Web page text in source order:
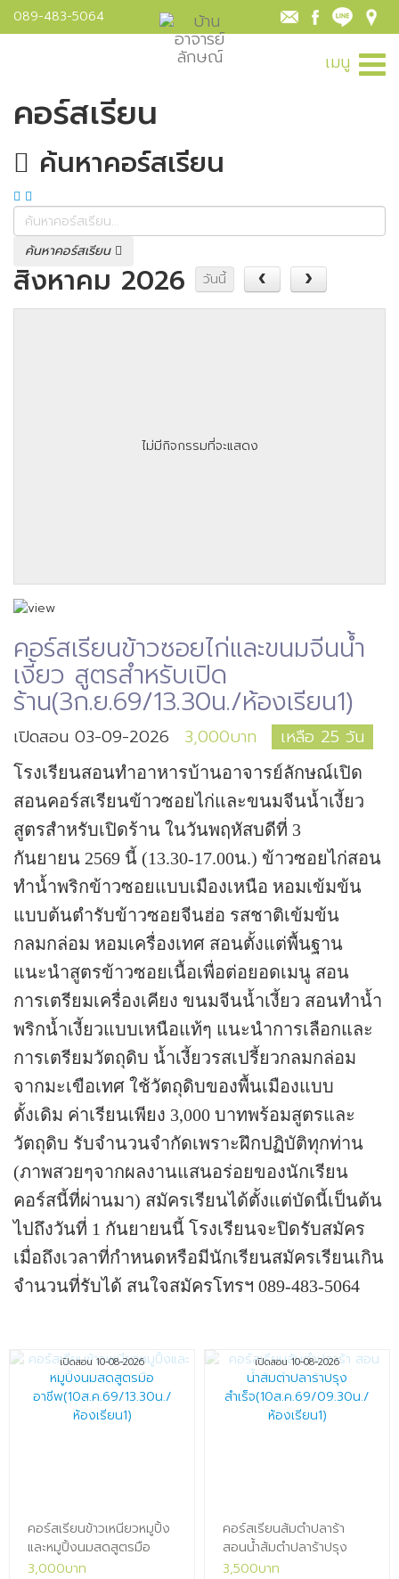
089-483-5064
เมนู
คอร์สเรียน
ค้นหาคอร์สเรียน
ค้นหาคอร์สเรียน
สิงหาคม 2026 วันนี้
ไม่มีกิจกรรมที่จะแสดง
คอร์สเรียนข้าวซอยไก่และขนมจีนน้ำ
เงี้ยว สูตรสำหรับเปิด
ร้าน(3ก.ย.69/13.30น./ห้องเรียน1)
เปิดสอน 03-09-2026 3,000บาท เหลือ 25 วัน
โรงเรียนสอนทำอาหารบ้านอาจารย์ลักษณ์เปิด
สอนคอร์สเรียนข้าวซอยไก่และขนมจีนน้ำเงี้ยว
สูตรสำหรับเปิดร้าน ในวันพฤหัสบดีที่ 3
กันยายน 2569 นี้ (13.30-17.00น.) ข้าวซอยไก่สอน
ทำน้ำพริกข้าวซอยแบบเมืองเหนือ หอมเข้มข้น
แบบต้นตำรับข้าวซอยจีนฮ่อ รสชาติเข้มข้น
กลมกล่อม หอมเครื่องเทศ สอนตั้งแต่พื้นฐาน
แนะนำสูตรข้าวซอยเนื้อเพื่อต่อยอดเมนู สอน
การเตรียมเครื่องเคียง ขนมจีนน้ำเงี้ยว สอนทำน้ำ
พริกน้ำเงี้ยวแบบเหนือแท้ๆ แนะนำการเลือกและ
การเตรียมวัตถุดิบ น้ำเงี้ยวรสเปรี้ยวกลมกล่อม
จากมะเขือเทศ ใช้วัตถุดิบของพื้นเมืองแบบ
ดั้งเดิม ค่าเรียนเพียง 3,000 บาทพร้อมสูตรและ
วัตถุดิบ รับจำนวนจำกัดเพราะฝึกปฏิบัติทุกท่าน
(ภาพสวยๆจากผลงานแสนอร่อยของนักเรียน
คอร์สนี้ที่ผ่านมา) สมัครเรียนได้ตั้งแต่บัดนี้เป็นต้น
ไปถึงวันที่ 1 กันยายนนี้ โรงเรียนจะปิดรับสมัคร
เมื่อถึงเวลาที่กำหนดหรือมีนักเรียนสมัครเรียนเกิน
จำนวนที่รับได้ สนใจสมัครโทรฯ 089-483-5064
เปิดสอน 10-08-2026
คอร์สเรียนข้าวเหนียวหมูปิ้ง
และหมูปิ้งนมสดสูตรมือ
อาชีพ(10ส.ค.69/13.30น./
3,000บาท
เปิดสอน 10-08-2026
คอร์สเรียนส้มตำปลาร้า
สอนน้ำส้มตำปลาร้าปรุง
สำเร็จ(10ส.ค.69/09.30น./
3,500บาท